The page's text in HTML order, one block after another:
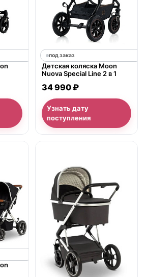
под заказ
Детская коляска Moon
Nuova Special Line 2 в 1
34 990 ₽
Узнать дату
поступления